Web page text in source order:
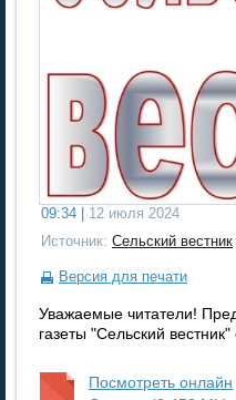
09:34 |
12 июля 2024
Источник: Сельский вестник
Версия для печати
Уважаемые читатели!
газеты "Сельский
Посмотреть онлайн